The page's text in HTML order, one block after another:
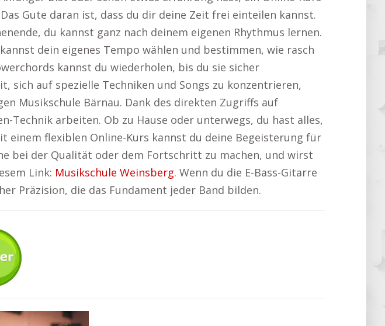
Gute daran ist, dass du dir deine Zeit frei einteilen kannst.
du kannst ganz nach deinem eigenen Rhythmus lernen.
dein eigenes Tempo wählen und bestimmen, wie rasch
kannst du wiederholen, bis du sie sicher
auf spezielle Techniken und Songs zu konzentrieren,
Musikschule Bärnau. Dank des direkten Zugriffs auf
Technik arbeiten. Ob zu Hause oder unterwegs, du hast alles,
einem flexiblen Online-Kurs kannst du deine Begeisterung für
bei der Qualität oder dem Fortschritt zu machen, und wirst
Link: Musikschule Weinsberg. Wenn du die E-Bass-Gitarre
Präzision, die das Fundament jeder Band bilden.